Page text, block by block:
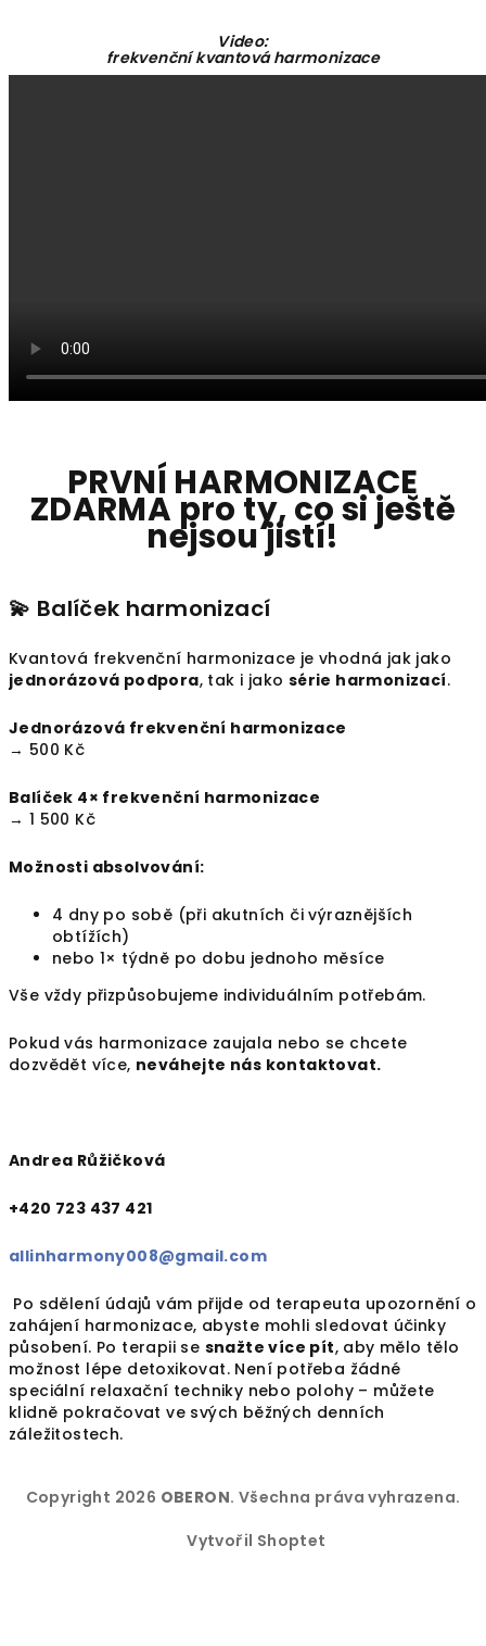
Video:
frekvenční kvantová harmonizace
PRVNÍ HARMONIZACE
ZDARMA pro ty, co si ještě
nejsou jistí!
💫 Balíček harmonizací
Kvantová frekvenční harmonizace je vhodná jak jako
jednorázová podpora, tak i jako série harmonizací.
Jednorázová frekvenční harmonizace
→ 500 Kč
Balíček 4× frekvenční harmonizace
→ 1 500 Kč
Možnosti absolvování:
4 dny po sobě (při akutních či výraznějších
obtížích)
nebo 1× týdně po dobu jednoho měsíce
Vše vždy přizpůsobujeme individuálním potřebám.
Pokud vás harmonizace zaujala nebo se chcete
dozvědět více, neváhejte nás kontaktovat.
Andrea Růžičková
+420 723 437 421
allinharmony008@gmail.com
Po sdělení údajů vám přijde od terapeuta upozornění o
zahájení harmonizace, abyste mohli sledovat účinky
působení. Po terapii se snažte více pít, aby mělo tělo
možnost lépe detoxikovat. Není potřeba žádné
speciální relaxační techniky nebo polohy – můžete
klidně pokračovat ve svých běžných denních
záležitostech.
Copyright 2026 OBERON. Všechna práva vyhrazena.
Vytvořil Shoptet